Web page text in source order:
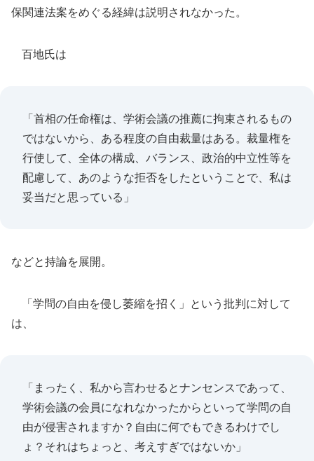
保関連法案をめぐる経緯は説明されなかった。
百地氏は
「首相の任命権は、学術会議の推薦に拘束されるもの
ではないから、ある程度の自由裁量はある。裁量権を
行使して、全体の構成、バランス、政治的中立性等を
配慮して、あのような拒否をしたということで、私は
妥当だと思っている」
などと持論を展開。
「学問の自由を侵し萎縮を招く」という批判に対して
は、
「まったく、私から言わせるとナンセンスであって、
学術会議の会員になれなかったからといって学問の自
由が侵害されますか？自由に何でもできるわけでし
ょ？それはちょっと、考えすぎではないか」